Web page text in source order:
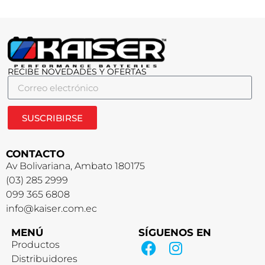
RECIBE NOVEDADES Y OFERTAS
SUSCRIBIRSE
CONTACTO
Av Bolivariana, Ambato 180175
(03) 285 2999
099 365 6808
info@kaiser.com.ec
MENÚ
Productos
Distribuidores
SÍGUENOS EN